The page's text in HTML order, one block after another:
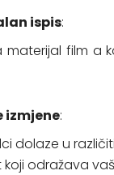
ispis:
materijal film a
izmjene:
dolaze u
koji odražava